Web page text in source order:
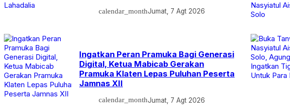
calendar_monthJumat, 7 Agt 2026
Ingatkan Peran Pramuka Bagi Generasi
Digital, Ketua Mabicab Gerakan
Pramuka Klaten Lepas Puluhan Peserta
Jamnas XII
calendar_monthJumat, 7 Agt 2026